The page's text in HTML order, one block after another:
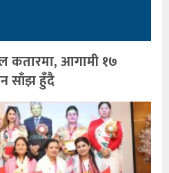
कतारमा, आगामी १७
साँझ हुँदै